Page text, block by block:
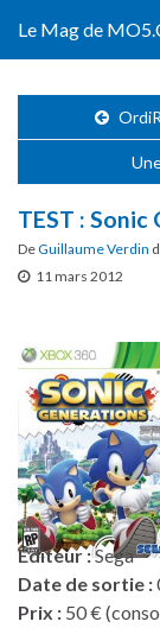
Le Mag de
TEST : Sonic
DeGuillaume Verdin
11 mars 2012
Éditeur :Sega
Date de sortie :
Prix : 50 €